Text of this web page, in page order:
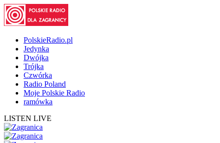
PolskieRadio.pl
Jedynka
Dwójka
Trójka
Czwórka
Radio Poland
Moje Polskie Radio
ramówka
LISTEN LIVE